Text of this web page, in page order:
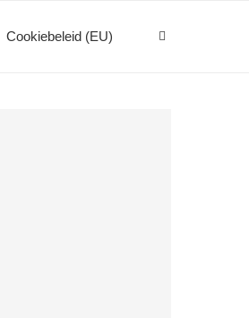
Cookiebeleid (EU)